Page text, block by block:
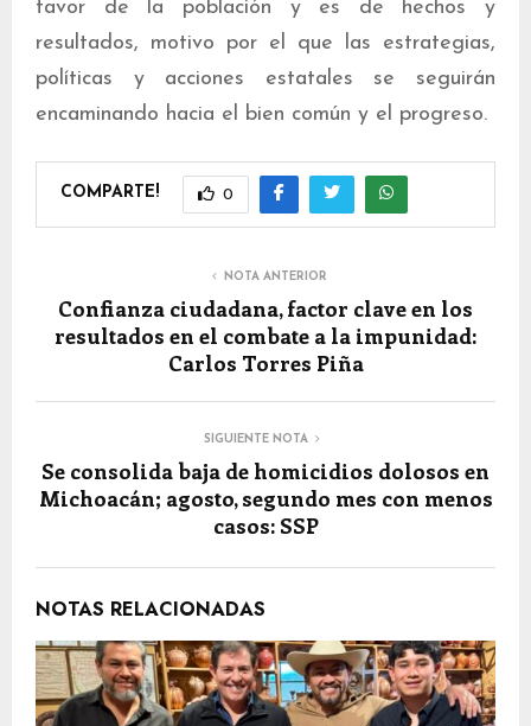
favor de la población y es de hechos y
resultados, motivo por el que las estrategias,
políticas y acciones estatales se seguirán
encaminando hacia el bien común y el progreso.
COMPARTE! 0
NOTA ANTERIOR
Confianza ciudadana, factor clave en los
resultados en el combate a la impunidad:
Carlos Torres Piña
SIGUIENTE NOTA
Se consolida baja de homicidios dolosos en
Michoacán; agosto, segundo mes con menos
casos: SSP
NOTAS RELACIONADAS